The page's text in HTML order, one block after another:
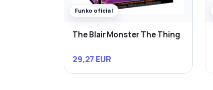
Funko oficial
The Blair Monster The Thing
29,27 EUR